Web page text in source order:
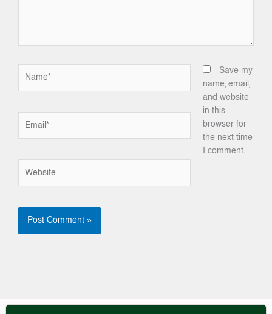
Save my
name, email,
and website
in this
browser for
the next time
I comment.